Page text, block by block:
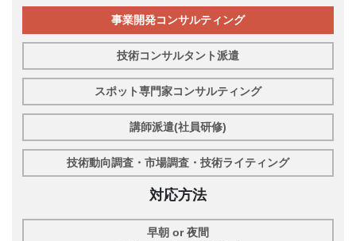
事業開発コンサルティング
技術コンサルタント派遣
スポット専門家コンサルティング
講師派遣(社員研修)
技術動向調査・市場調査・技術ライティング
対応方法
早朝 or 夜間